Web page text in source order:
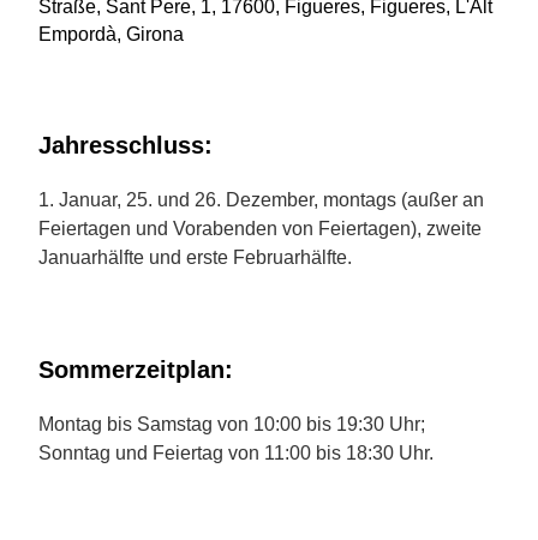
Straße, Sant Pere, 1, 17600, Figueres, Figueres, L'Alt
Empordà, Girona
Jahresschluss:
1. Januar, 25. und 26. Dezember, montags (außer an
Feiertagen und Vorabenden von Feiertagen), zweite
Januarhälfte und erste Februarhälfte.
Sommerzeitplan:
Montag bis Samstag von 10:00 bis 19:30 Uhr;
Sonntag und Feiertag von 11:00 bis 18:30 Uhr.